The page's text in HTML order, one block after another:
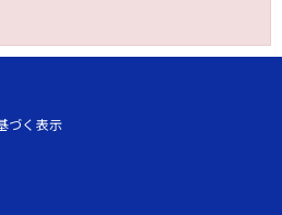
づく表示